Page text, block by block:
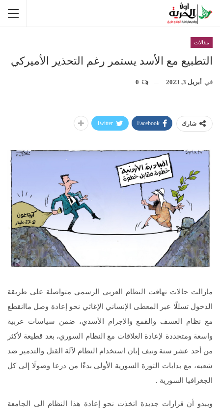
مقالات
التطبيع مع الأسد يستمر رغم التحذير الأميركي
في أبريل 3, 2023
شارك Facebook
Twitter
مازالت حالات تهافت النظام العربي الرسمي متواصلة على طريقة
الدخول تسللًا عبر المعطى الإنساني الإغاثي نحو إعادة وصل ماانقطع
مع نظام العسف والقمع والإجرام الأسدي، ضمن سياسات عربية
واسعة ومتجددة لإعادة العلاقات مع النظام السوري، بعد قطيعة لأكثر
من أحد عشر سنة ونيف إبان استخدام النظام لآلة القتل والتدمير ضد
شعبه، مع بدايات الثورة السورية الأولى بدءًا من درعا وصولًا إلى كل
الجغرافيا السورية .
ويبدو أن قرارات جديدة اتخذت نحو إعادة هذا النظام الى الجامعة